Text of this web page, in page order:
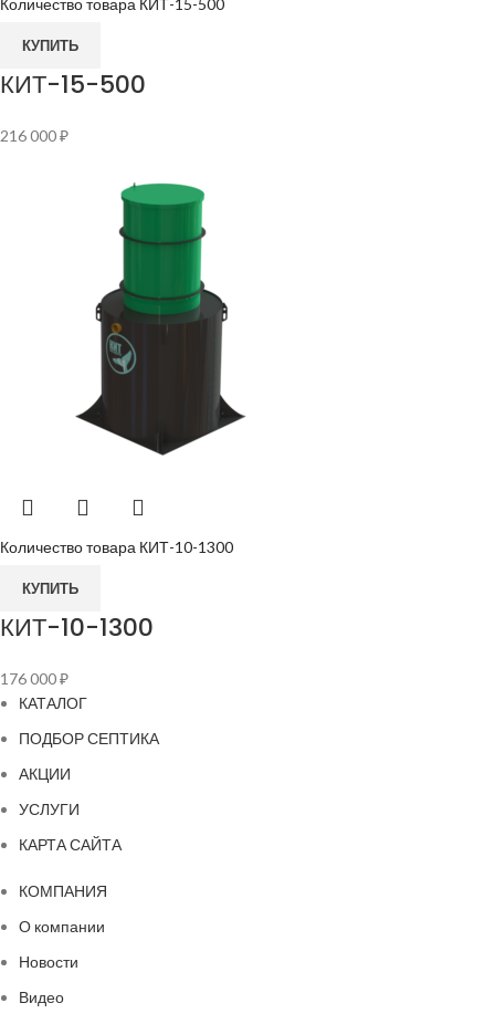
Количество товара КИТ-15-500
КУПИТЬ
КИТ-15-500
216 000₽
Количество товара КИТ-10-1300
КУПИТЬ
КИТ-10-1300
176 000₽
КАТАЛОГ
ПОДБОР СЕПТИКА
АКЦИИ
УСЛУГИ
КАРТА САЙТА
КОМПАНИЯ
О компании
Новости
Видео